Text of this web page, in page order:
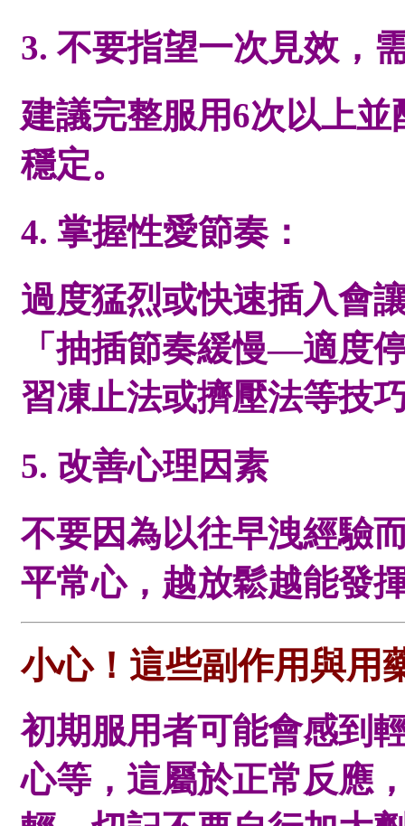
3. 不要指望一次見效，
建議完整服用6次以上
穩定。
4. 掌握性愛節奏：
過度猛烈或快速插入會
「抽插節奏緩慢—適度
習凍止法或擠壓法等技
5. 改善心理因素
不要因為以往早洩經驗
平常心，越放鬆越能發
小心！這些副作用與用
初期服用者可能會感到
心等，這屬於正常反應